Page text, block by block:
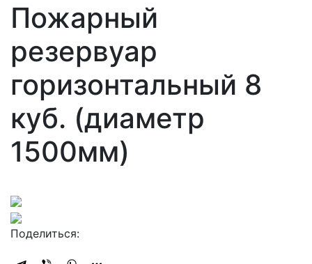
Пожарный
резервуар
горизонтальный 8
куб. (диаметр
1500мм)
Поделиться: